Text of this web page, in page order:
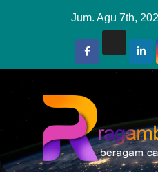
Jum. Agu 7th,